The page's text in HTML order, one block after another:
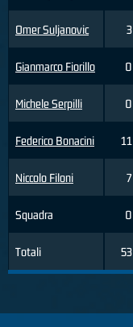
Omer Suljanovic
Gianmarco Fiorillo
Michele Serpilli
Federico Bonacini
Niccolo Filoni
Squadra
Totali
3
0
0
11
7
0
53